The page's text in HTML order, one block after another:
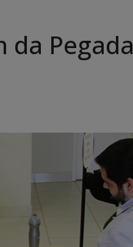
Pegada